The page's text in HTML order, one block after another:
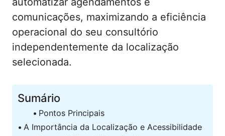
comunicações, maximizando a eficiência
operacional do seu consultório
independentemente da localização
selecionada.
Sumário
Pontos Principais
A Importância da Localização e Acessibilidade